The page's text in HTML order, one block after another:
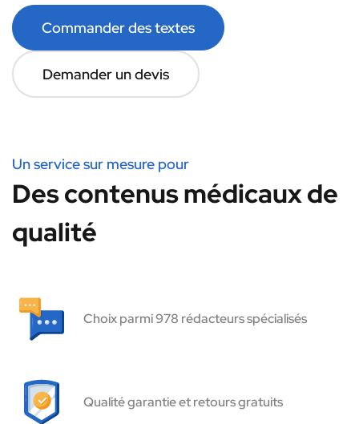
Commander des textes
Demander un devis
Un service sur mesure pour
Des contenus médicaux de
qualité
Choix parmi 978 rédacteurs spécialisés
Qualité garantie et retours gratuits